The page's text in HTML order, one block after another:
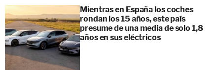
Mientras en España los coches
rondan los 15 años, este país
presume de una media de solo 1,8
años en sus eléctricos